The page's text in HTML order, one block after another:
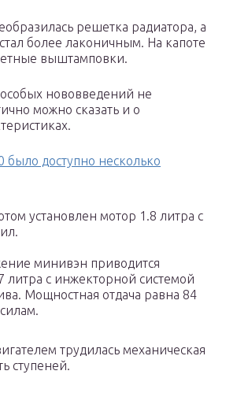
решетка радиатора, а
более лаконичным. На капоте
выштамповки.
нововведений не
можно сказать и о
было доступно несколько
установлен мотор 1.8 литра с
минивэн приводится
литра с инжекторной системой
Мощностная отдача равна 84
трудилась механическая
ступеней.